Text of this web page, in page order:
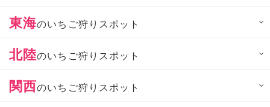
東海のいちご狩りスポット
北陸のいちご狩りスポット
関西のいちご狩りスポット